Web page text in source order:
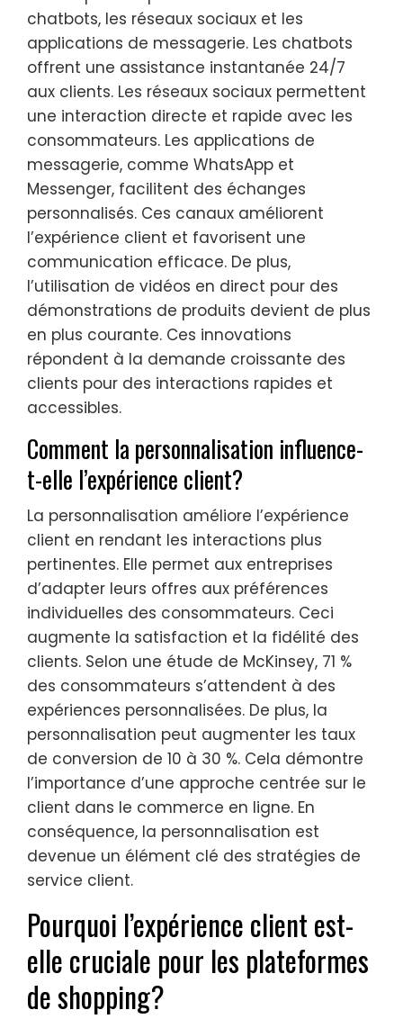
chatbots, les réseaux sociaux et les
applications de messagerie. Les chatbots
offrent une assistance instantanée 24/7
aux clients. Les réseaux sociaux permettent
une interaction directe et rapide avec les
consommateurs. Les applications de
messagerie, comme WhatsApp et
Messenger, facilitent des échanges
personnalisés. Ces canaux améliorent
l’expérience client et favorisent une
communication efficace. De plus,
l’utilisation de vidéos en direct pour des
démonstrations de produits devient de plus
en plus courante. Ces innovations
répondent à la demande croissante des
clients pour des interactions rapides et
accessibles.
Comment la personnalisation influence-
t-elle l’expérience client?
La personnalisation améliore l’expérience
client en rendant les interactions plus
pertinentes. Elle permet aux entreprises
d’adapter leurs offres aux préférences
individuelles des consommateurs. Ceci
augmente la satisfaction et la fidélité des
clients. Selon une étude de McKinsey, 71 %
des consommateurs s’attendent à des
expériences personnalisées. De plus, la
personnalisation peut augmenter les taux
de conversion de 10 à 30 %. Cela démontre
l’importance d’une approche centrée sur le
client dans le commerce en ligne. En
conséquence, la personnalisation est
devenue un élément clé des stratégies de
service client.
Pourquoi l’expérience client est-
elle cruciale pour les plateformes
de shopping?